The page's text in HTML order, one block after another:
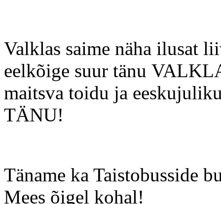
Valklas saime näha ilusat
eelkõige suur tänu
maitsva toidu ja
TÄNU!
Täname ka Taistobusside
Mees õigel kohal!